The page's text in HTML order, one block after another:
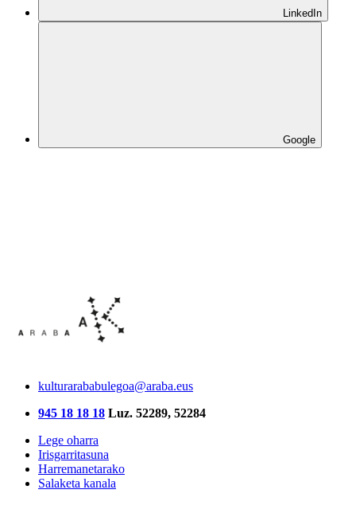
LinkedIn
Google
kulturarababulegoa@araba.eus
945 18 18 18 Luz. 52289, 52284
Lege oharra
Irisgarritasuna
Harremanetarako
Salaketa kanala